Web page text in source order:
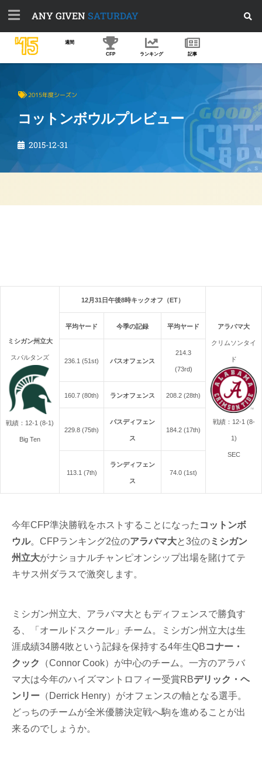
ANY GIVEN SATURDAY
'15 週間
CFP ランキング 記事
2015年度シーズン
コットンボウルプレビュー
2015-12-31
ミシガン州立大
スパルタンズ
戦績：12-1 (8-1)
Big Ten
12月31日午後8時キックオフ（ET）
アラバマ大
クリムソンタイ
ド
戦績：12-1 (8-
1)
SEC
平均ヤード 今季の記録 平均ヤード
236.1 (51st) パスオフェンス
214.3
(73rd)
160.7 (80th) ランオフェンス 208.2 (28th)
229.8 (75th)
パスディフェン
ス
184.2 (17th)
113.1 (7th)
ランディフェン
ス
74.0 (1st)
今年CFP準決勝戦をホストすることになった コットンボ
ウル。CFPランキング2位のアラバマ大と3位のミシガン
州立大がナショナルチャンピオンシップ出場を賭けてテ
キサス州ダラスで激突します。
ミシガン州立大、アラバマ大ともディフェンスで勝負す
る、「オールドスクール」チーム。ミシガン州立大は生
涯成績34勝4敗という記録を保持する4年生QBコナー・
クック
（Connor Cook）が中心のチーム。一方のアラバ
マ大は今年のハイズマントロフィー受賞RBデリック・ヘ
ンリー （Derrick Henry）がオフェンスの軸となる選手。
どっちのチームが全米優勝決定戦へ駒を進めることが出
来るのでしょうか。